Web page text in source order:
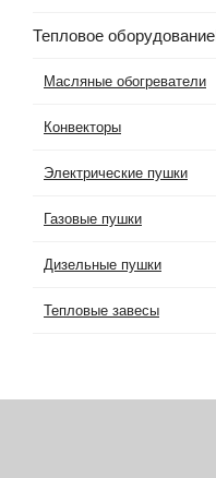
Тепловое оборудование
Масляные обогреватели
Конвекторы
Электрические пушки
Газовые пушки
Дизельные пушки
Тепловые завесы